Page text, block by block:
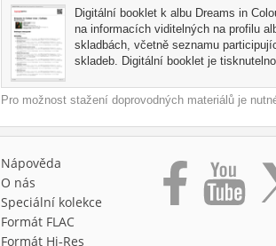
Digitální booklet k albu Dreams in
na informacích viditelných na profilu
skladbách, včetně seznamu
skladeb. Digitální booklet je
Pro možnost stažení doprovodných materiálů je
Nápověda
O nás
Speciální kolekce
Formát FLAC
Formát Hi‑Res